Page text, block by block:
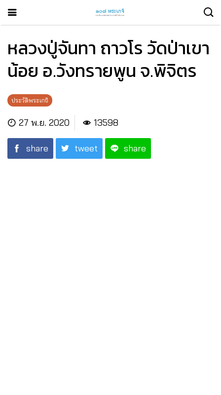
หลวงปู่จันทา ถาวโร วัดป่าเขา
น้อย อ.วังทรายพูน จ.พิจิตร
ประวัติพระเกจิ
27 พ.ย. 2020 13598
share tweet share